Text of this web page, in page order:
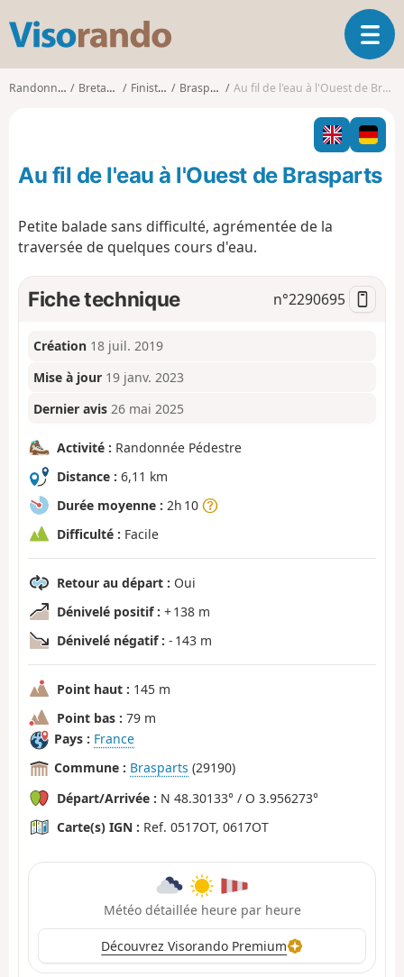
s
o
o
O
u
v
i
r
l
a
a
t
Randonnées Bretagne Finistère Brasparts Au fil de l'eau à l'Ouest de Brasparts
Au fil de l'eau à l'Ouest de Brasparts
Petite balade sans difficulté, agrémentée de la
traversée de quelques cours d'eau.
Fiche technique n°2290695
Création 18 juil. 2019
Mise à jour 19 janv. 2023
Dernier avis 26 mai 2025
Activité : Randonnée Pédestre
Distance : 6,11 km
Durée moyenne : 2h 10
Difficulté : Facile
Retour au départ : Oui
Dénivelé positif : + 138 m
Dénivelé négatif : - 143 m
Point haut : 145 m
Point bas : 79 m
Pays : France
Commune : Brasparts (29190)
Départ/Arrivée : N 48.30133° / O 3.956273°
Carte(s) IGN : Ref. 0517OT, 0617OT
Météo détaillée heure par heure
Découvrez Visorando Premium